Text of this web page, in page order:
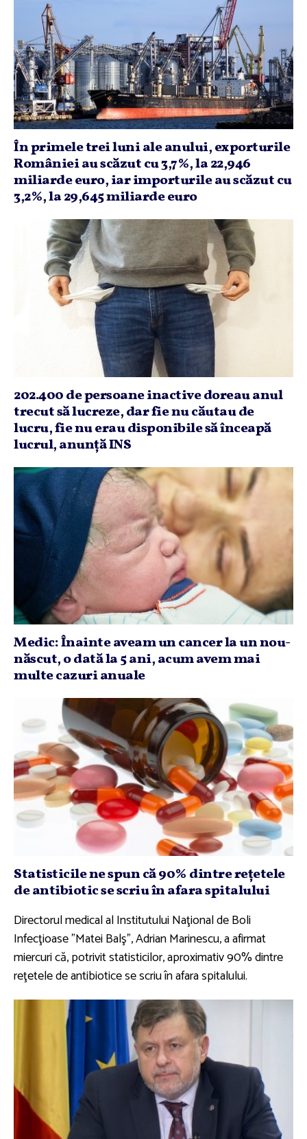
În primele trei luni ale anului, exporturile
României au scăzut cu 3,7%, la 22,946
miliarde euro, iar importurile au scăzut cu
3,2%, la 29,645 miliarde euro
202.400 de persoane inactive doreau anul
trecut să lucreze, dar fie nu căutau de
lucru, fie nu erau disponibile să înceapă
lucrul, anunţă INS
Medic: Înainte aveam un cancer la un nou-
născut, o dată la 5 ani, acum avem mai
multe cazuri anuale
Statisticile ne spun că 90% dintre reţetele
de antibiotic se scriu în afara spitalului
Directorul medical al Institutului Naţional de Boli
Infecţioase "Matei Balş", Adrian Marinescu, a afirmat
miercuri că, potrivit statisticilor, aproximativ 90% dintre
reţetele de antibiotice se scriu în afara spitalului.